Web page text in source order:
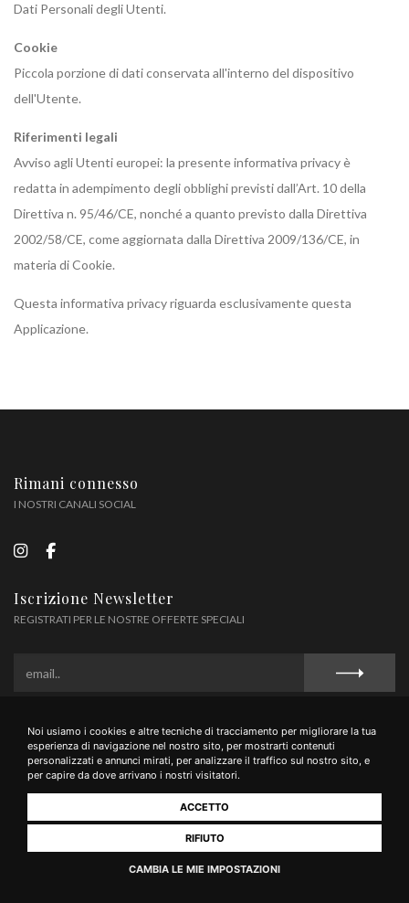
Noi usiamo i cookies e altre tecniche di tracciamento per migliorare la tua
esperienza di navigazione nel nostro sito, per mostrarti contenuti
personalizzati e annunci mirati, per analizzare il traffico sul nostro sito, e
per capire da dove arrivano i nostri visitatori.
ACCETTO
RIFIUTO
CAMBIA LE MIE IMPOSTAZIONI
Dati Personali degli Utenti.
Cookie
Piccola porzione di dati conservata all'interno del dispositivo
dell'Utente.
Riferimenti legali
Avviso agli Utenti europei: la presente informativa privacy è
redatta in adempimento degli obblighi previsti dall’Art. 10 della
Direttiva n. 95/46/CE, nonché a quanto previsto dalla Direttiva
2002/58/CE, come aggiornata dalla Direttiva 2009/136/CE, in
materia di Cookie.
Questa informativa privacy riguarda esclusivamente questa
Applicazione.
Rimani connesso
I NOSTRI CANALI SOCIAL
Iscrizione Newsletter
REGISTRATI PER LE NOSTRE OFFERTE SPECIALI
Privacy Policy Cookie Policy Termini e Condizioni Contributi
Bazar dei Sapori di Capezzuoli & C. Srl - Via San Giovanni n.8, 53037 San
Gimignano (Siena) - P.IVA 01598630521
Realizzato da